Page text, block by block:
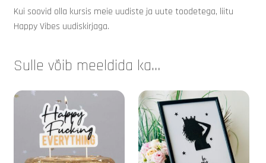
Kui soovid olla kursis meie uudiste ja uute toodetega, liitu
Happy Vibes uudiskirjaga.
Sulle võib meeldida ka…